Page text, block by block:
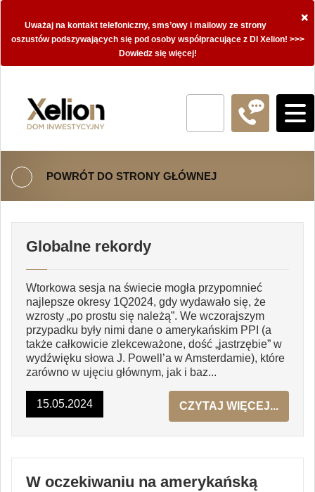
×
Uważaj na kontakt telefoniczny, sms’owy i mailowy ze strony
oszustów podszywających się pod osoby współpracujące z DI Xelion! >>>
Dowiedz się więcej!
POWRÓT DO STRONY GŁÓWNEJ
Globalne rekordy
Wtorkowa sesja na świecie mogła przypomnieć
najlepsze okresy 1Q2024, gdy wydawało się, że
wzrosty „po prostu się należą”. We wczorajszym
przypadku były nimi dane o amerykańskim PPI (a
także całkowicie zlekceważone, dość „jastrzębie” w
wydźwięku słowa J. Powell’a w Amsterdamie), które
zarówno w ujęciu głównym, jak i baz...
15.05.2024 CZYTAJ WIĘCEJ...
W oczekiwaniu na amerykańską